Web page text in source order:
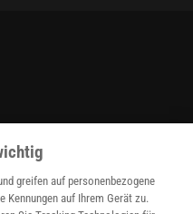
greifen auf personenbezogene
Kennungen auf Ihrem Gerät zu.